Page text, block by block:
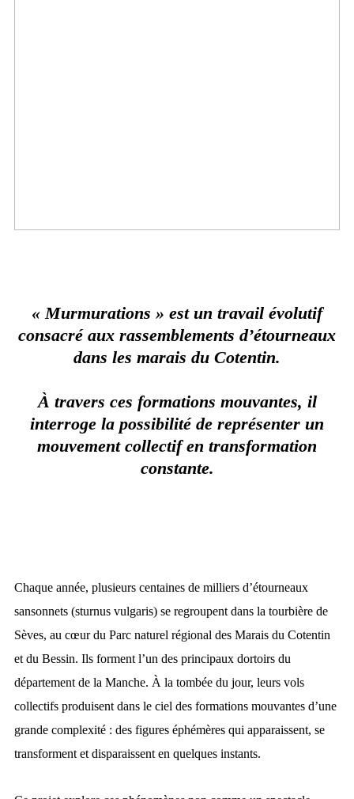
« Murmurations » est un travail évolutif
consacré aux rassemblements d’étourneaux
dans les marais du Cotentin.
À travers ces formations mouvantes, il
interroge la possibilité de représenter un
mouvement collectif en transformation
constante.
Chaque année, plusieurs centaines de milliers d’étourneaux
sansonnets (sturnus vulgaris) se regroupent dans la tourbière de
Sèves, au cœur du Parc naturel régional des Marais du Cotentin
et du Bessin. Ils forment l’un des principaux dortoirs du
département de la Manche. À la tombée du jour, leurs vols
collectifs produisent dans le ciel des formations mouvantes d’une
grande complexité : des figures éphémères qui apparaissent, se
transforment et disparaissent en quelques instants.